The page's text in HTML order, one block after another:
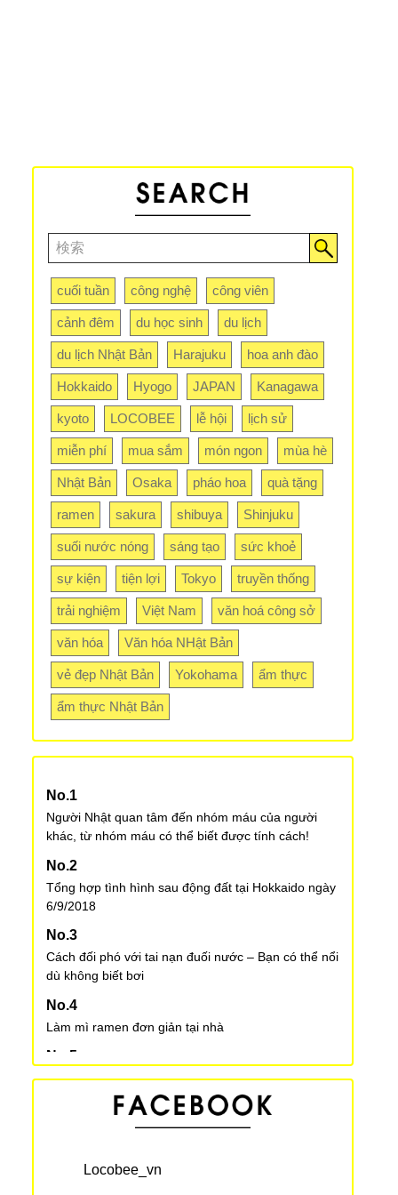
cuối tuần công nghệ công viên
cảnh đêm du học sinh du lịch
du lịch Nhật Bản Harajuku hoa anh đào
Hokkaido Hyogo JAPAN Kanagawa
kyoto LOCOBEE lễ hội lịch sử
miễn phí mua sắm món ngon mùa hè
Nhật Bản Osaka pháo hoa quà tặng
ramen sakura shibuya Shinjuku
suối nước nóng sáng tạo sức khoẻ
sự kiện tiện lợi Tokyo truyền thống
trải nghiệm Việt Nam văn hoá công sở
văn hóa Văn hóa NHật Bản
vẻ đẹp Nhật Bản Yokohama ẩm thực
ẩm thực Nhật Bản
Người Nhật quan tâm đến nhóm máu của người
khác, từ nhóm máu có thể biết được tính cách!
Tổng hợp tình hình sau động đất tại Hokkaido ngày
6/9/2018
Cách đối phó với tai nạn đuối nước – Bạn có thể nổi
dù không biết bơi
Làm mì ramen đơn giản tại nhà
Một số lưu ý khi nuôi thú cưng tại Nhật Bản
“Bữa tiệc” của các quý ông hói đầu
Bãi đậu xe nổi trên biển hiếm thấy trên thế giới
Locobee_vn